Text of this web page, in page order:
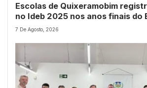
Escolas de Quixeramobim
no Ideb 2025 nos anos finais do
Fundamental
7 De Agosto, 2026